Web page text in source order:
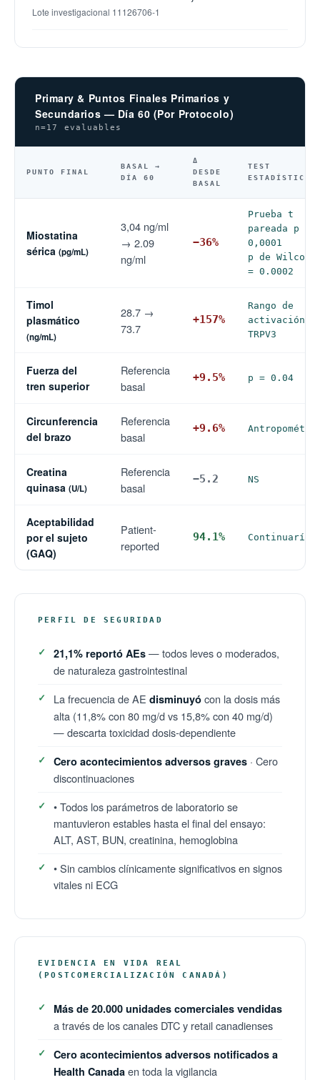
Lote investigacional 11126706-1
Primary & Puntos Finales Primarios y
Secundarios — Día 60 (Por Protocolo)
n=17 evaluables
PUNTO FINAL
BASAL →
DÍA 60
Δ
DESDE
BASAL
TEST
ESTADÍSTICO
Miostatina
sérica (pg/mL)
3,04 ng/ml
→ 2.09
ng/ml
−36%
Prueba t
pareada p <
0,0001
p de
= 0.0002
Timol
plasmático
(ng/mL)
28.7 →
73.7
+157%
Rango de
activación
TRPV3
Fuerza del
tren superior
Referencia
basal
+9.5% p = 0.04
Circunferencia
del brazo
Referencia
basal
+9.6%
Creatina
quinasa (U/L)
Referencia
basal
−5.2 NS
Aceptabilidad
por el sujeto
(GAQ)
Patient-
reported
94.1% Continuaría
PERFIL DE SEGURIDAD
21,1% reportó AEs — todos leves o moderados,
de naturaleza gastrointestinal
La frecuencia de AE disminuyó con la dosis más
alta (11,8% con 80 mg/d vs 15,8% con 40 mg/d)
— descarta toxicidad dosis-dependiente
Cero acontecimientos adversos graves · Cero
discontinuaciones
• Todos los parámetros de laboratorio se
mantuvieron estables hasta el final del ensayo:
ALT, AST, BUN, creatinina, hemoglobina
• Sin cambios clínicamente significativos en signos
vitales ni ECG
EVIDENCIA EN VIDA REAL
(POSTCOMERCIALIZACIÓN CANADÁ)
Más de 20.000 unidades comerciales vendidas
a través de los canales DTC y retail canadienses
Cero acontecimientos adversos notificados a
Health Canada en toda la vigilancia